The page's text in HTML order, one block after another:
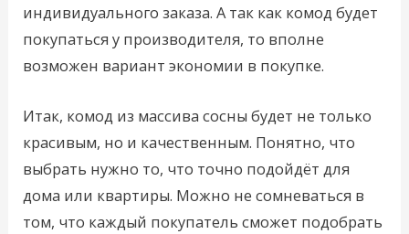
индивидуального заказа. А так как комод будет
покупаться у производителя, то вполне
возможен вариант экономии в покупке.
Итак, комод из массива сосны будет не только
красивым, но и качественным. Понятно, что
выбрать нужно то, что точно подойдёт для
дома или квартиры. Можно не сомневаться в
том, что каждый покупатель сможет подобрать